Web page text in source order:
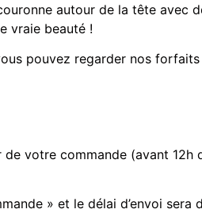
autour de la tête avec
vraie beauté !
pouvez regarder nos forfaits
votre commande (avant 12h
» et le délai d’envoi sera